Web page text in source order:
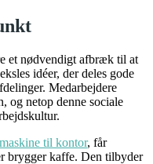
et nødvendigt afbræk til at
idéer, der deles gode
Medarbejdere
og netop denne sociale
til kontor, får
brygger kaffe. Den tilbyder